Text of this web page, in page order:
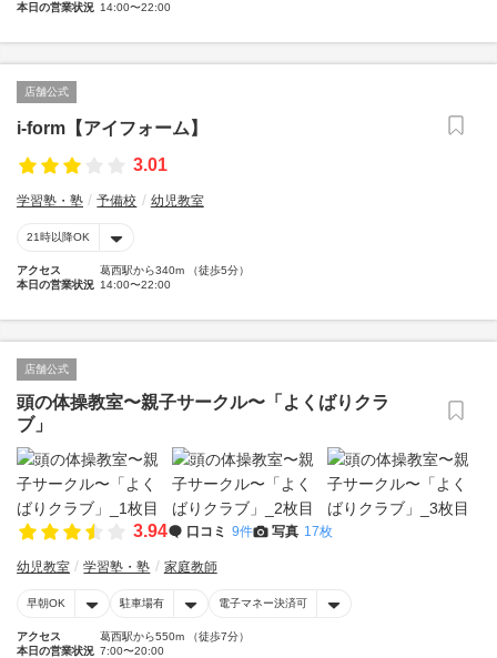
本日の営業状況 14:00〜22:00
店舗公式
i-form【アイフォーム】
3.01
学習塾・塾 予備校 幼児教室
21時以降OK
アクセス
葛西駅から340m （徒歩5分）
本日の営業状況 14:00〜22:00
店舗公式
頭の体操教室〜親子サークル〜「よくばりクラ
ブ」
3.94 口コミ 9件 写真 17枚
幼児教室 学習塾・塾 家庭教師
早朝OK 駐車場有 電子マネー決済可
アクセス
葛西駅から550m （徒歩7分）
本日の営業状況 7:00〜20:00